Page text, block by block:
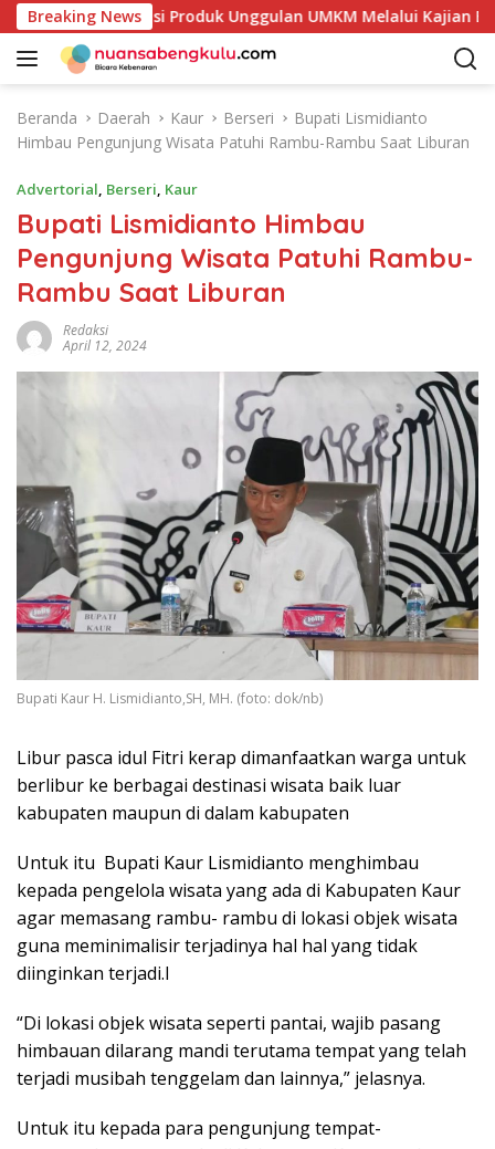
a
Breaking News
Petakan Potensi Produk Unggulan UMKM Melalui Kajian Bank
Beranda Daerah Kaur Berseri
Bupati Lismidianto
Himbau Pengunjung Wisata Patuhi Rambu-Rambu Saat Liburan
Advertorial, Berseri, Kaur
Bupati Lismidianto Himbau
Pengunjung Wisata Patuhi Rambu-
Rambu Saat Liburan
Redaksi
April 12, 2024
Bupati Kaur H. Lismidianto,SH, MH. (foto: dok/nb)
Libur pasca idul Fitri kerap dimanfaatkan warga untuk
berlibur ke berbagai destinasi wisata baik luar
kabupaten maupun di dalam kabupaten
Untuk itu Bupati Kaur Lismidianto menghimbau
kepada pengelola wisata yang ada di Kabupaten Kaur
agar memasang rambu- rambu di lokasi objek wisata
guna meminimalisir terjadinya hal hal yang tidak
diinginkan terjadi.l
“Di lokasi objek wisata seperti pantai, wajib pasang
himbauan dilarang mandi terutama tempat yang telah
terjadi musibah tenggelam dan lainnya,” jelasnya.
Untuk itu kepada para pengunjung tempat-